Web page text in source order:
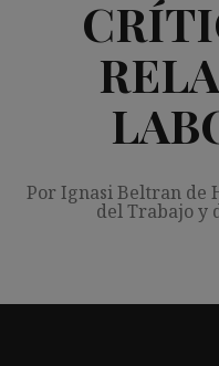
Por Ignasi Beltran de
del Trabajo y